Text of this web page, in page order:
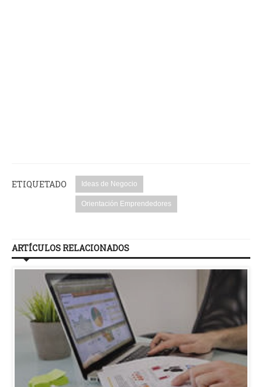
ETIQUETADO Ideas de Negocio
Orientación Emprendedores
ARTÍCULOS RELACIONADOS